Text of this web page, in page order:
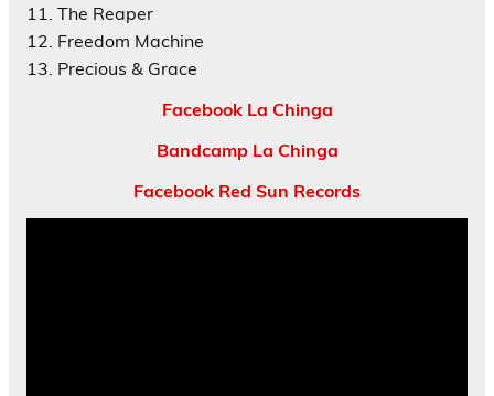
11. The Reaper
12. Freedom Machine
13. Precious & Grace
Facebook La Chinga
Bandcamp La Chinga
Facebook Red Sun Records